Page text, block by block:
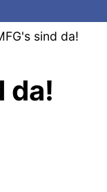
sind da!
da!